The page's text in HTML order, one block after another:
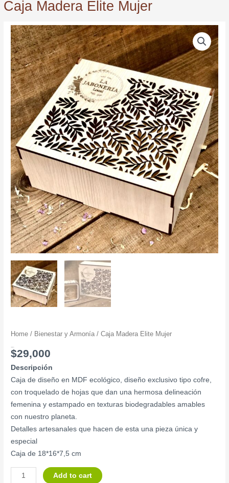
Caja Madera Elite Mujer
Home / Bienestar y Armonía / Caja Madera Elite Mujer
$29,000
Descripción
Caja de diseño en MDF ecológico, diseño exclusivo tipo cofre,
con troquelado de hojas que dan una hermosa delineación
femenina y estampado en texturas biodegradables amables
con nuestro planeta.
Detalles artesanales que hacen de esta una pieza única y
especial
Caja de 18*16*7,5 cm
Caja
Madera
Elite
Mujer
quantity
Add to cart